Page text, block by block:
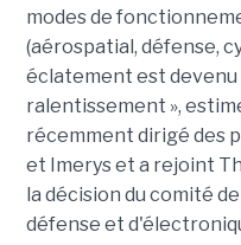
modes de
(aérospatial, défense,
éclatement est devenu
ralentissement »,
récemment dirigé des
et Imerys et a rejoint
la décision du comité
défense et